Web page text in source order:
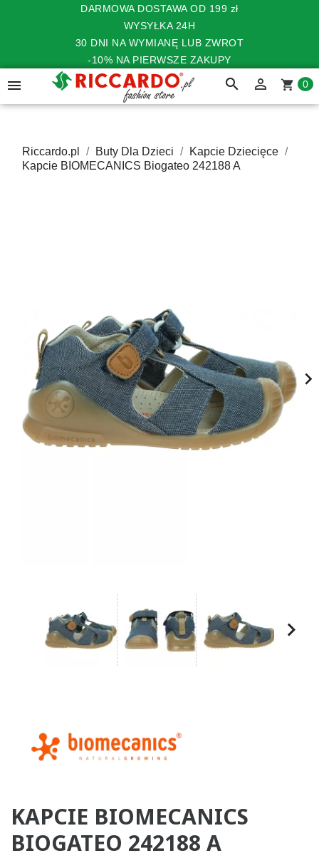
DARMOWA DOSTAWA OD 199 zł
WYSYŁKA 24H
30 DNI NA WYMIANĘ LUB ZWROT
-10% NA PIERWSZE ZAKUPY
 search  shopping_cart 0
Riccardo.pl Buty Dla Dzieci
Kapcie Dziecięce
Kapcie BIOMECANICS Biogateo 242188 A

KAPCIE BIOMECANICS
BIOGATEO 242188 A